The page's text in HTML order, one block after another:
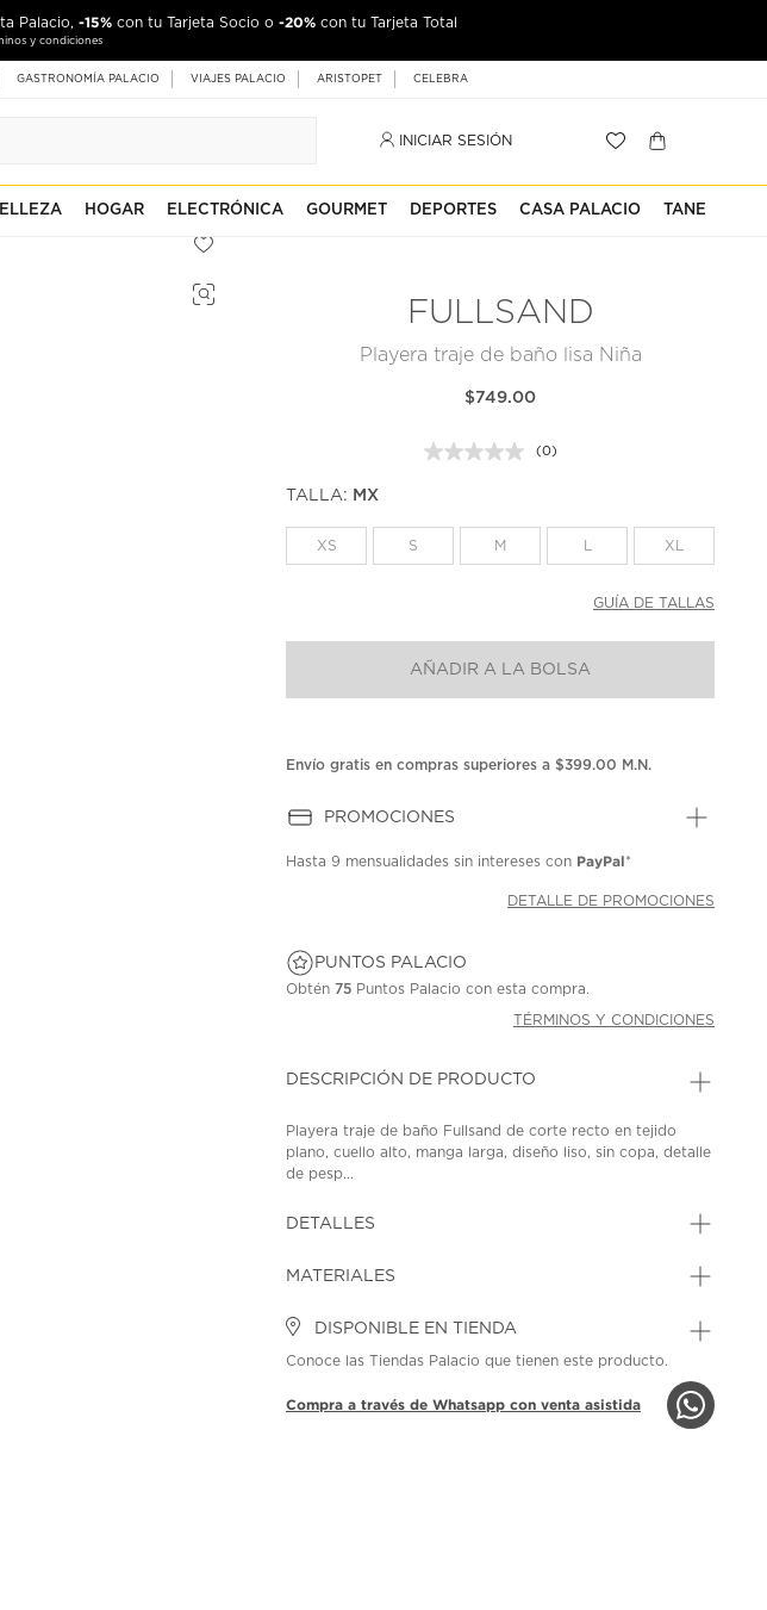
Palacio, -15% con tu Tarjeta Socio o -20% con tu Tarjeta Total
y condiciones
GASTRONOMÍA PALACIO VIAJES PALACIO ARISTOPET CELEBRA
INICIAR SESIÓN
HOGAR ELECTRÓNICA GOURMET DEPORTES CASA PALACIO TANE
FULLSAND
Playera traje de baño lisa Niña
$749.00
Sin
misma
(0)
TALLA: MX
XS S M XL
GUÍA DE TALLAS
AÑADIR A LA BOLSA
Envío gratis en compras superiores a $399.00 M.N.
PROMOCIONES
Hasta9 mensualidades sin intereses con PayPal*
DETALLE DE PROMOCIONES
PUNTOS PALACIO
Obtén75 Puntos Palacio con esta compra.
TÉRMINOS Y CONDICIONES
DESCRIPCIÓN DE PRODUCTO
Playera traje de baño Fullsand de corte recto en tejido
plano, cuello alto, manga larga, diseño liso, sin copa, detalle
de pesp...
DETALLES
MATERIALES
DISPONIBLE EN TIENDA
Conoce las Tiendas Palacio que tienen este producto.
Compra a través de Whatsapp con venta asistida